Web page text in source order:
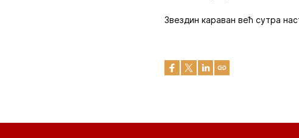
Звездин караван већ сутра